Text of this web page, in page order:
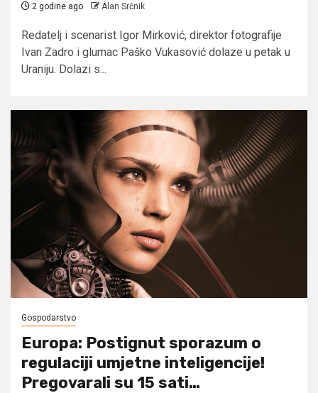
2 godine ago Alan Srčnik
Redatelj i scenarist Igor Mirković, direktor fotografije
Ivan Zadro i glumac Paško Vukasović dolaze u petak u
Uraniju. Dolazi s...
Gospodarstvo
Europa: Postignut sporazum o
regulaciji umjetne inteligencije!
Pregovarali su 15 sati…